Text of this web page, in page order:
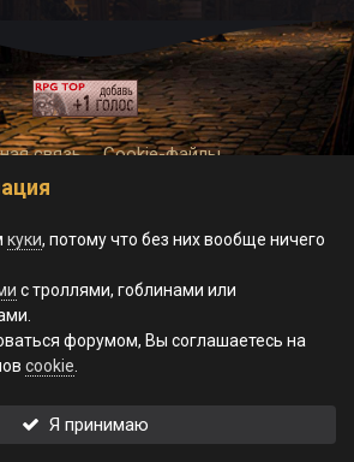
связь Cookie-файлы
of Morgrad, 2023-2026.
куки, потому что без них вообще ничего
с троллями, гоблинами или
форумом, Вы соглашаетесь на
cookie
Я принимаю